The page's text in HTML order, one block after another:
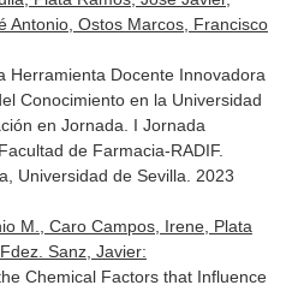
Antonio, Ostos Marcos, Francisco
Herramienta Docente Innovadora
Conocimiento en la Universidad
en Jornada. I Jornada
de Farmacia-RADIF.
Universidad de Sevilla. 2023
M., Caro Campos, Irene, Plata
Sanz, Javier:
Chemical Factors that Influence